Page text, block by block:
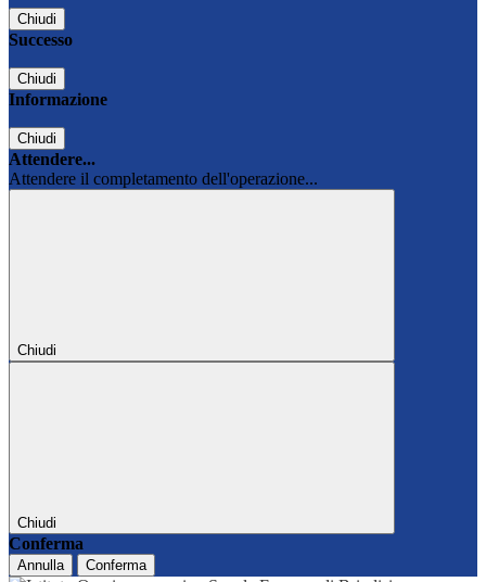
Chiudi
Successo
Chiudi
Informazione
Chiudi
Attendere...
Attendere il completamento dell'operazione...
Chiudi
Chiudi
Conferma
Annulla Conferma